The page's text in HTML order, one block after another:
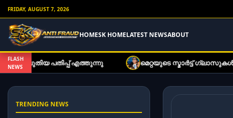
FRIDAY, AUGUST 7, 2026
HOMESK HOMELATEST NEWSABOUT
FLASH
NEWS
മെറ്റയുടെ സ്മാർട്ട് ഗ്ലാസുകൾ ഇനി കുറഞ്ഞ
TRENDING NEWS